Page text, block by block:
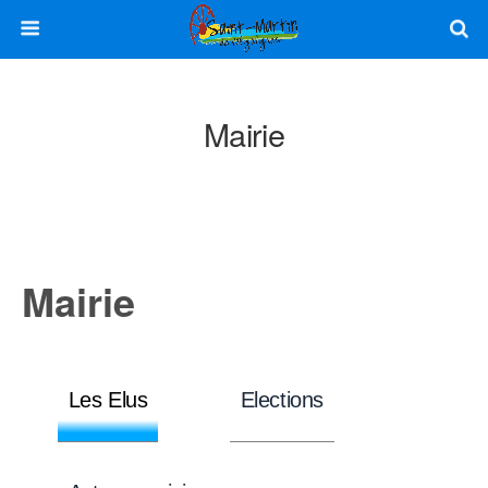
Mairie
Mairie
Les Elus Elections